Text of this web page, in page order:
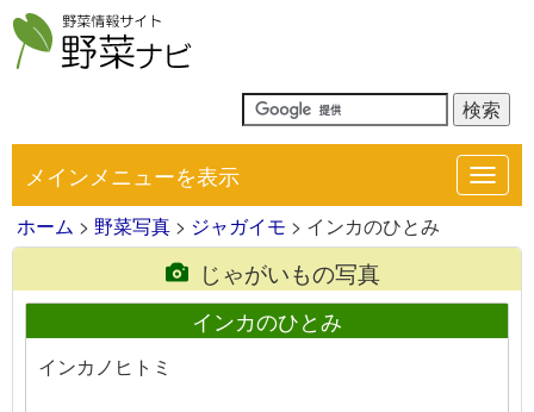
メインメニューを表示
ホーム > 野菜写真 > ジャガイモ > インカのひとみ
じゃがいもの写真
インカのひとみ
インカノヒトミ